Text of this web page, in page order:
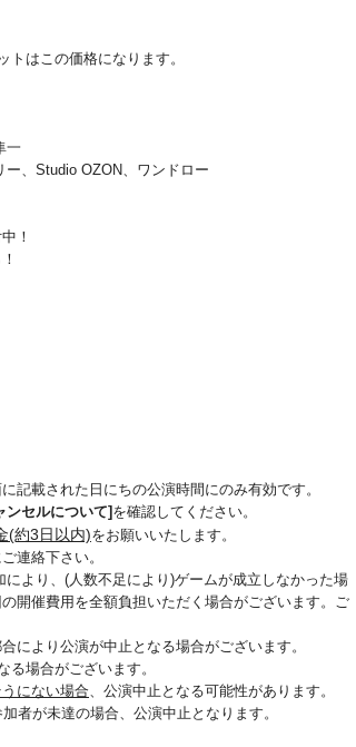
はこの価格になります。
一
、 Studio OZON、 ワンドロー
！
記載された日にちの公演時間にのみ有効です。
ンセルについて] を確認してください。
(約3日以内)をお願いいたします。
連絡下さい。
により、(人数不足により)ゲームが成立しなかった場
開催費用を全額負担いただく場合がございます。ご
により公演が中止となる場合がございます。
る場合がございます。
にない場合 、公演中止となる可能性があります。
者が未達の場合、公演中止となります。